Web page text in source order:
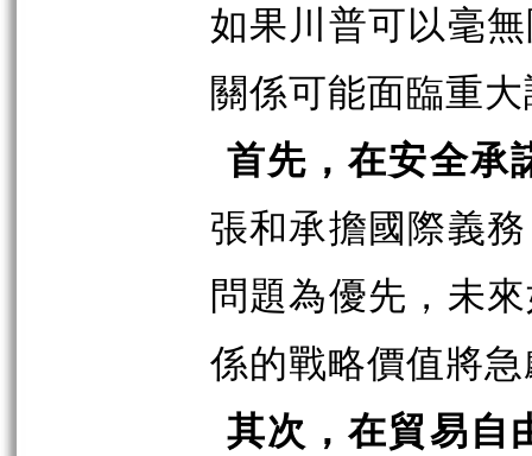
如果川普可以毫
關係可能面臨重
首先，在安全承
張和承擔國際義
問題為優先，未
係的戰略價值將
其次，在貿易自